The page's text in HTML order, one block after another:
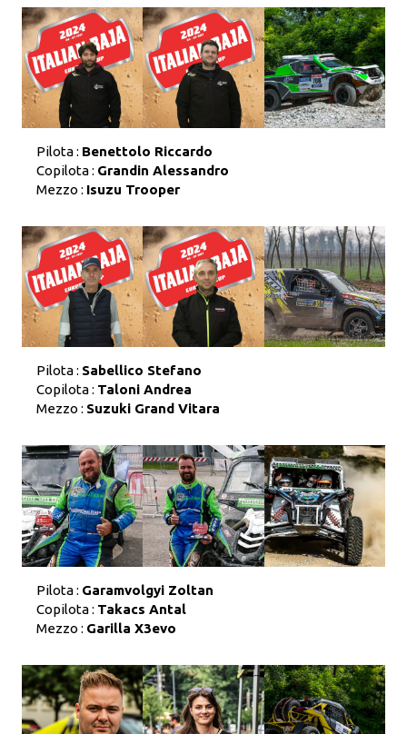
Pilota : Benettolo Riccardo
Copilota : Grandin Alessandro
Mezzo : Isuzu Trooper
Pilota : Sabellico Stefano
Copilota : Taloni Andrea
Mezzo : Suzuki Grand Vitara
Pilota : Garamvolgyi Zoltan
Copilota : Takacs Antal
Mezzo : Garilla X3evo